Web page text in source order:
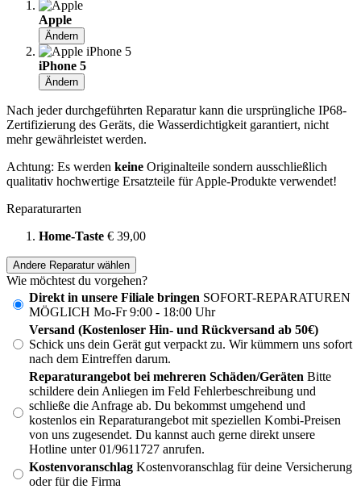
Apple
Ändern
iPhone 5
Ändern
Nach jeder durchgeführten Reparatur kann die ursprüngliche IP68-
Zertifizierung des Geräts, die Wasserdichtigkeit garantiert, nicht
mehr gewährleistet werden.
Achtung: Es werden keine Originalteile sondern ausschließlich
qualitativ hochwertige Ersatzteile für Apple-Produkte verwendet!
Reparaturarten
Home-Taste € 39,00
Andere Reparatur wählen
Wie möchtest du vorgehen?
Direkt in unsere Filiale bringen SOFORT-REPARATUREN
MÖGLICH Mo-Fr 9:00 - 18:00 Uhr
Versand (Kostenloser Hin- und Rückversand ab 50€)
Schick uns dein Gerät gut verpackt zu. Wir kümmern uns sofort
nach dem Eintreffen darum.
Reparaturangebot bei mehreren Schäden/Geräten Bitte
schildere dein Anliegen im Feld Fehlerbeschreibung und
schließe die Anfrage ab. Du bekommst umgehend und
kostenlos ein Reparaturangebot mit speziellen Kombi-Preisen
von uns zugesendet. Du kannst auch gerne direkt unsere
Hotline unter 01/9611727 anrufen.
Kostenvoranschlag Kostenvoranschlag für deine Versicherung
oder für die Firma